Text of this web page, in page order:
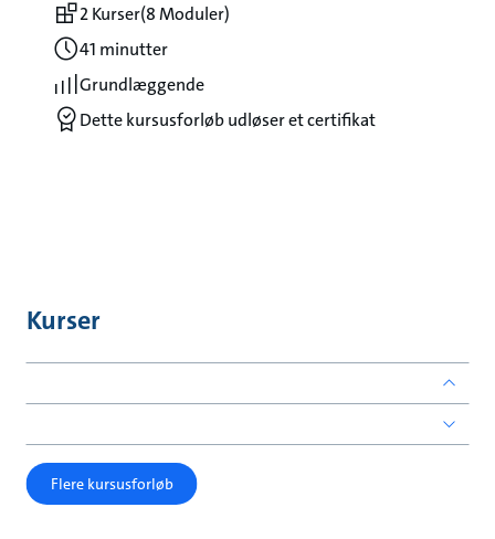
2 Kurser(8 Moduler)
41 minutter
Grundlæggende
Dette kursusforløb udløser et certifikat
Kurser
Flere kursusforløb